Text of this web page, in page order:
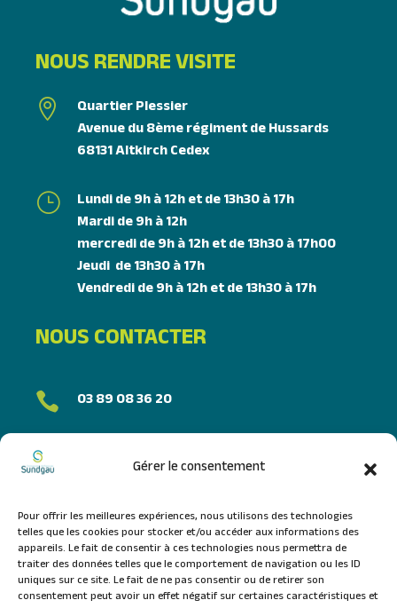
Gérer le consentement
Pour offrir les meilleures expériences, nous utilisons des technologies
telles que les cookies pour stocker et/ou accéder aux informations des
appareils. Le fait de consentir à ces technologies nous permettra de
traiter des données telles que le comportement de navigation ou les ID
uniques sur ce site. Le fait de ne pas consentir ou de retirer son
consentement peut avoir un effet négatif sur certaines caractéristiques et
NOUS RENDRE VISITE

Quartier Plessier
Avenue du 8ème régiment de Hussards
68131 Altkirch Cedex
}
Lundi de 9h à 12h et de 13h30 à 17h
Mardi de 9h à 12h
mercredi de 9h à 12h et de 13h30 à 17h00
Jeudi de 13h30 à 17h
Vendredi de 9h à 12h et de 13h30 à 17h
NOUS CONTACTER
 03 89 08 36 20
FORMULAIRE DE CONTACT
NOUS SUIVRE